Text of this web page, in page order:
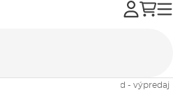
Pánske topánky na snowboard - výpredaj